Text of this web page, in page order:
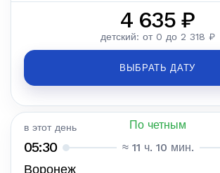
4 635 ₽
детский: от 0 до 2 318 ₽
ВЫБРАТЬ ДАТУ
в этот день По четным
05:30 ≈ 11 ч. 10 мин.
Воронеж